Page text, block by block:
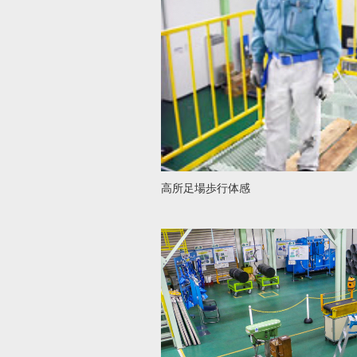
高所足場歩行体感